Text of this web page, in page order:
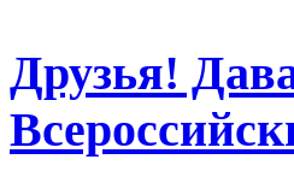
Друзья!